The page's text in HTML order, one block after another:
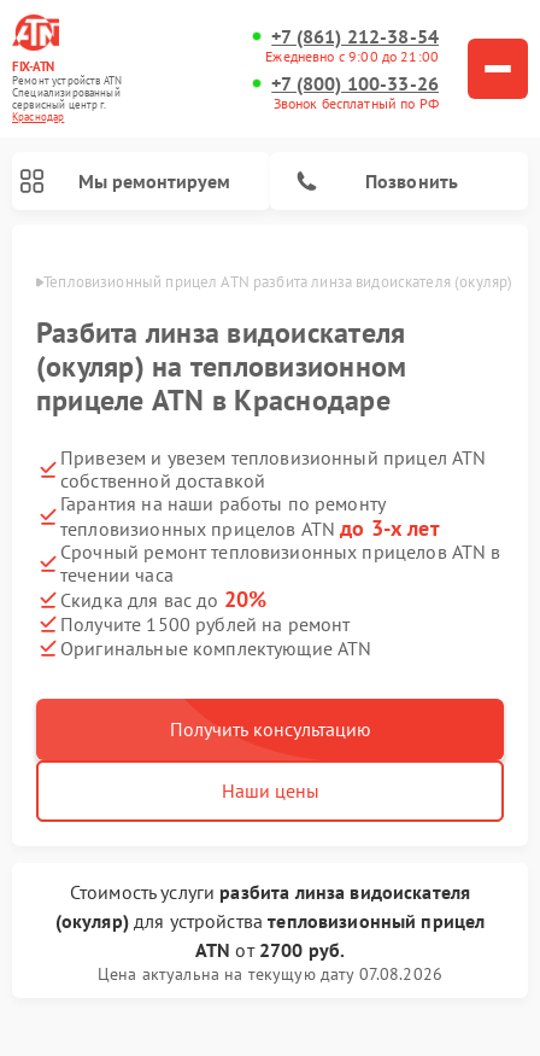
FIX-ATN
Ремонт устройств ATN
Специализированный
cервисный центр г.
Краснодар
+7 (861) 212-38-54
Ежедневно с 9:00 до 21:00
+7 (800) 100-33-26
Звонок бесплатный по РФ
Мы ремонтируем Позвонить
Тепловизионный прицел ATN разбита линза видоискателя (окуляр)
Разбита линза видоискателя
(окуляр) на тепловизионном
прицеле ATN в Краснодаре
Привезем и увезем тепловизионный прицел ATN
собственной доставкой
Гарантия на наши работы по ремонту
тепловизионных прицелов ATNдо 3-х лет
Срочный ремонт тепловизионных прицелов ATN в
течении часа
Скидка для вас до 20%
Получите 1500 рублей на ремонт
Оригинальные комплектующие ATN
Получить консультацию
Наши цены
Стоимость услуги разбита линза видоискателя
(окуляр) для устройстватепловизионный прицел
ATN от 2700 руб.
Цена актуальна на текущую дату 07.08.2026